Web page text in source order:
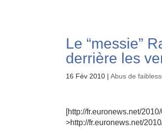
Le “messie”
derrière les
16 Fév 2010 |Abus de
[http://fr.euronews.net/
>http://fr.euronews.net/